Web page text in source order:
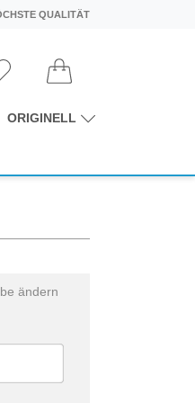
QUALITÄT
ORIGINELL
ändern